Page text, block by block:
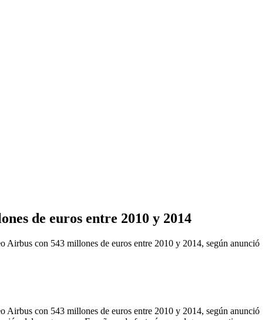
de euros entre 2010 y 2014
con 543 millones de euros entre 2010 y 2014, según anunció
con 543 millones de euros entre 2010 y 2014, según anunció